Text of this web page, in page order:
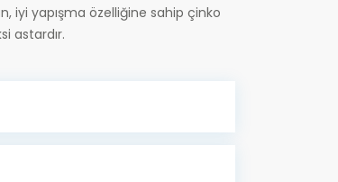
iyi yapışma özelliğine sahip çinko
astardır.